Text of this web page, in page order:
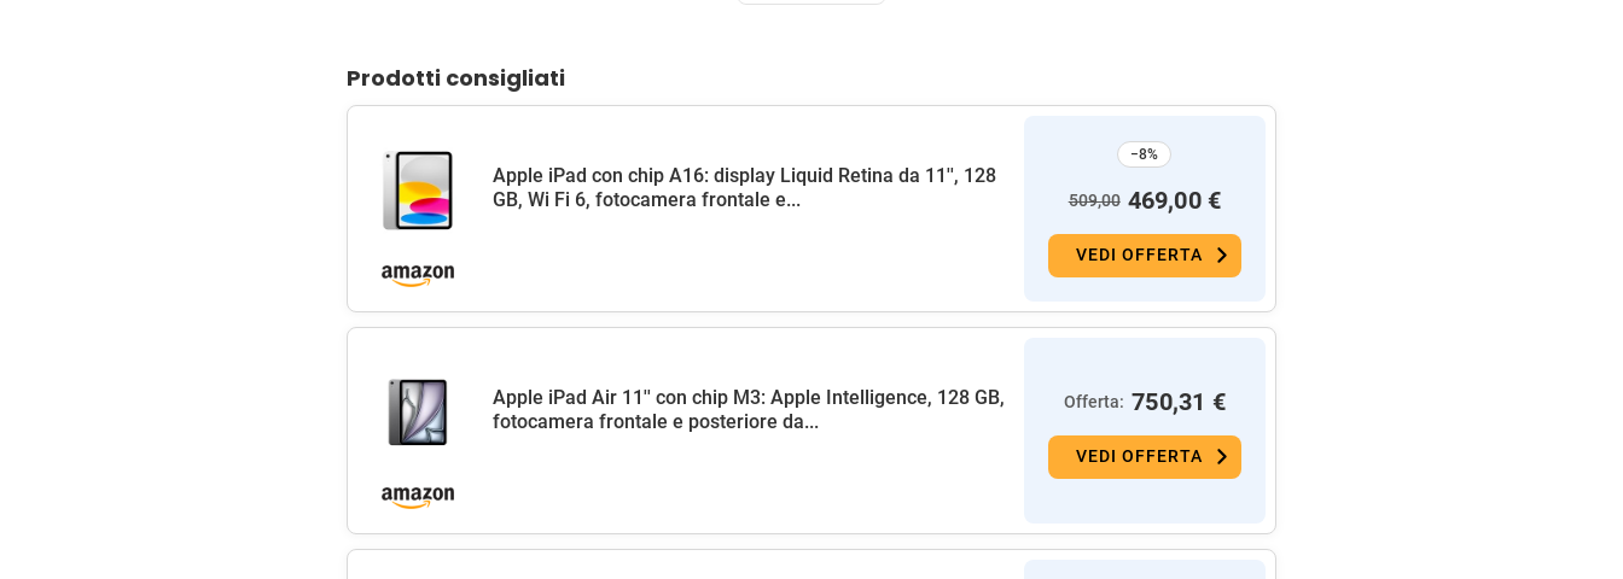
Prodotti consigliati
Apple iPad con chip A16: display Liquid Retina da 11'', 128
GB, Wi Fi 6, fotocamera frontale e...
−8%
509,00 469,00 €
VEDI OFFERTA
Apple iPad Air 11'' con chip M3: Apple Intelligence, 128 GB,
fotocamera frontale e posteriore da...
Offerta: 750,31 €
VEDI OFFERTA